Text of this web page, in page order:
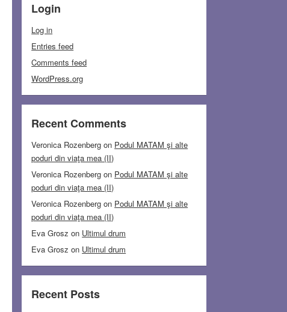
Login
Log in
Entries feed
Comments feed
WordPress.org
Recent Comments
Veronica Rozenberg on Podul MATAM şi alte
poduri din viaţa mea (II)
Veronica Rozenberg on Podul MATAM şi alte
poduri din viaţa mea (II)
Veronica Rozenberg on Podul MATAM şi alte
poduri din viaţa mea (II)
Eva Grosz on Ultimul drum
Eva Grosz on Ultimul drum
Recent Posts